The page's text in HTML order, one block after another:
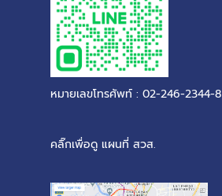
หมายเลขโทรศัพท์ : 02-246-2344-8
คลิ๊กเพื่อดู แผนที่ สวส.